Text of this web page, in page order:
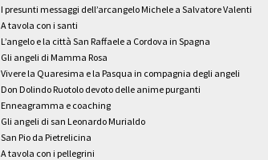
I presunti messaggi dell’arcangelo Michele a Salvatore Valenti
A tavola con i santi
L’angelo e la città San Raffaele a Cordova in Spagna
Gli angeli di Mamma Rosa
Vivere la Quaresima e la Pasqua in compagnia degli angeli
Don Dolindo Ruotolo devoto delle anime purganti
Enneagramma e coaching
Gli angeli di san Leonardo Murialdo
San Pio da Pietrelicina
A tavola con i pellegrini